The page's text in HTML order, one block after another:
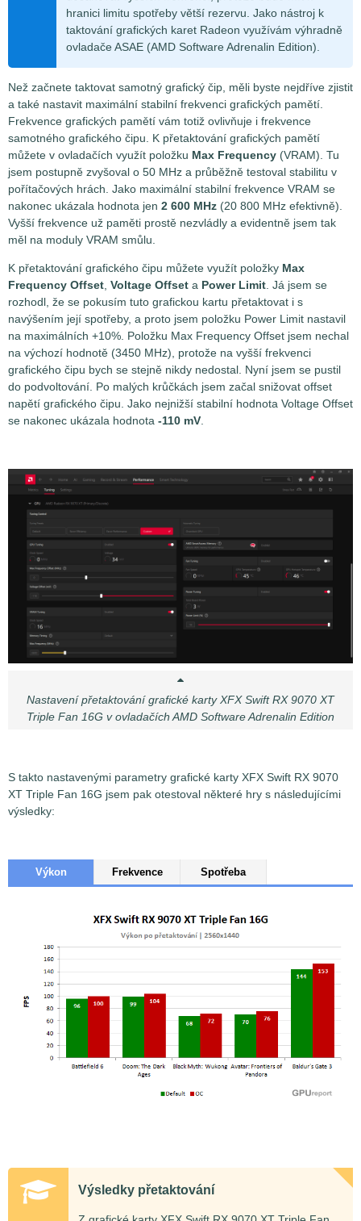
hranici limitu spotřeby větší rezervu. Jako nástroj k
taktování grafických karet Radeon využívám výhradně
ovladače ASAE (AMD Software Adrenalin Edition).
Než začnete taktovat samotný grafický čip, měli byste nejdříve zjistit
a také nastavit maximální stabilní frekvenci grafických pamětí.
Frekvence grafických pamětí vám totiž ovlivňuje i frekvence
samotného grafického čipu. K přetaktování grafických pamětí
můžete v ovladačích využít položku Max Frequency (VRAM). Tu
jsem postupně zvyšoval o 50 MHz a průběžně testoval stabilitu v
pořítačových hrách. Jako maximální stabilní frekvence VRAM se
nakonec ukázala hodnota jen 2 600 MHz (20 800 MHz efektivně).
Vyšší frekvence už paměti prostě nezvládly a evidentně jsem tak
měl na moduly VRAM smůlu.
K přetaktování grafického čipu můžete využít položky Max
Frequency Offset, Voltage Offset a Power Limit. Já jsem se
rozhodl, že se pokusím tuto grafickou kartu přetaktovat i s
navýšením její spotřeby, a proto jsem položku Power Limit nastavil
na maximálních +10%. Položku Max Frequency Offset jsem nechal
na výchozí hodnotě (3450 MHz), protože na vyšší frekvenci
grafického čipu bych se stejně nikdy nedostal. Nyní jsem se pustil
do podvoltování. Po malých krůčkách jsem začal snižovat offset
napětí grafického čipu. Jako nejnižší stabilní hodnota Voltage Offset
se nakonec ukázala hodnota -110 mV.
Nastavení přetaktování grafické karty XFX Swift RX 9070 XT
Triple Fan 16G v ovladačích AMD Software Adrenalin Edition
S takto nastavenými parametry grafické karty XFX Swift RX 9070
XT Triple Fan 16G jsem pak otestoval některé hry s následujícími
výsledky:
Výkon Frekvence Spotřeba
Výsledky přetaktování